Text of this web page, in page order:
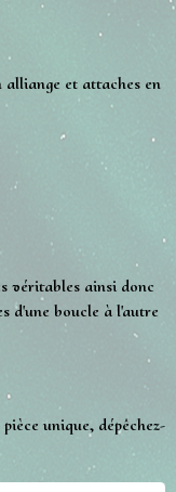
alliange et attaches en
véritables ainsi donc
d'une boucle à l'autre
unique, dépêchez-